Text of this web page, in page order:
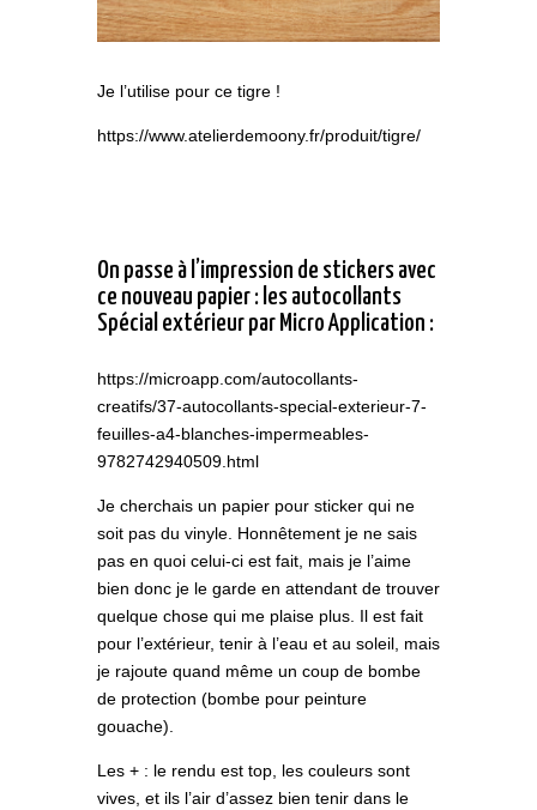
Je l’utilise pour ce tigre !
https://www.atelierdemoony.fr/produit/tigre/
On passe à l’impression de stickers avec
ce nouveau papier : les autocollants
Spécial extérieur par Micro Application :
https://microapp.com/autocollants-
creatifs/37-autocollants-special-exterieur-7-
feuilles-a4-blanches-impermeables-
9782742940509.html
Je cherchais un papier pour sticker qui ne
soit pas du vinyle. Honnêtement je ne sais
pas en quoi celui-ci est fait, mais je l’aime
bien donc je le garde en attendant de trouver
quelque chose qui me plaise plus. Il est fait
pour l’extérieur, tenir à l’eau et au soleil, mais
je rajoute quand même un coup de bombe
de protection (bombe pour peinture
gouache).
Les + : le rendu est top, les couleurs sont
vives, et ils l’air d’assez bien tenir dans le